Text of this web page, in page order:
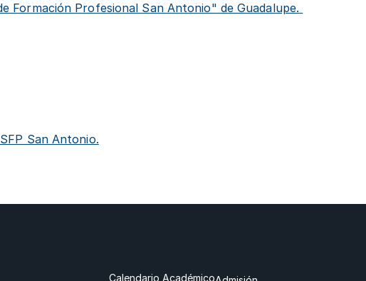
Profesional San Antonio" de Guadalupe.
San Antonio.
Calendario Académico